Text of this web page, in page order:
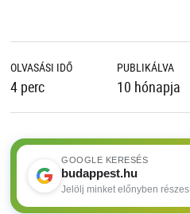
OLVASÁSI IDŐ
4 perc
PUBLIKÁLVA
10 hónapja
GOOGLE KERESÉS
budappest.hu
Jelölj minket előnyben